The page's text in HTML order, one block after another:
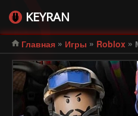
KEYRAN
Главная » Игры » Roblox »